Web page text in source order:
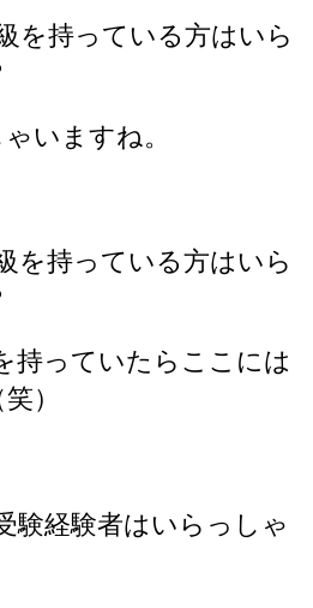
を持っている方はいら
いますね。
を持っている方はいら
っていたらここには
）
験経験者はいらっしゃ